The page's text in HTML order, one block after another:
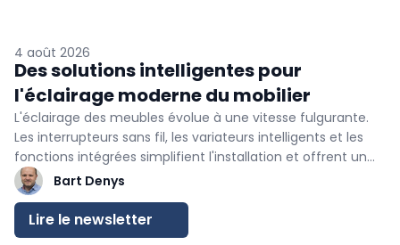
4 août 2026
Des solutions intelligentes pour
l'éclairage moderne du mobilier
L'éclairage des meubles évolue à une vitesse fulgurante.
Les interrupteurs sans fil, les variateurs intelligents et les
fonctions intégrées simplifient l'installation et offrent un
résultat plus épuré. Découvrez les éclairages, les
tendances et les techniques qui font aujourd'hui la
différence dans les cuisines, les dressings et les meubles
sur mesure.
Bart Denys
Lire le newsletter